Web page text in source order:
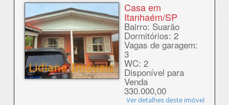
Casa em
Itanhaém/SP
Bairro: Suarão
Dormitórios: 2
Vagas de garagem:
3
WC: 2
Disponível para
Venda
330.000,00
Ver detalhes deste imóvel